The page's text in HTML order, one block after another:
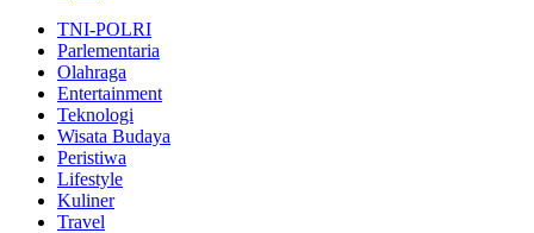
TNI-POLRI
Parlementaria
Olahraga
Entertainment
Teknologi
Wisata Budaya
Peristiwa
Lifestyle
Kuliner
Travel